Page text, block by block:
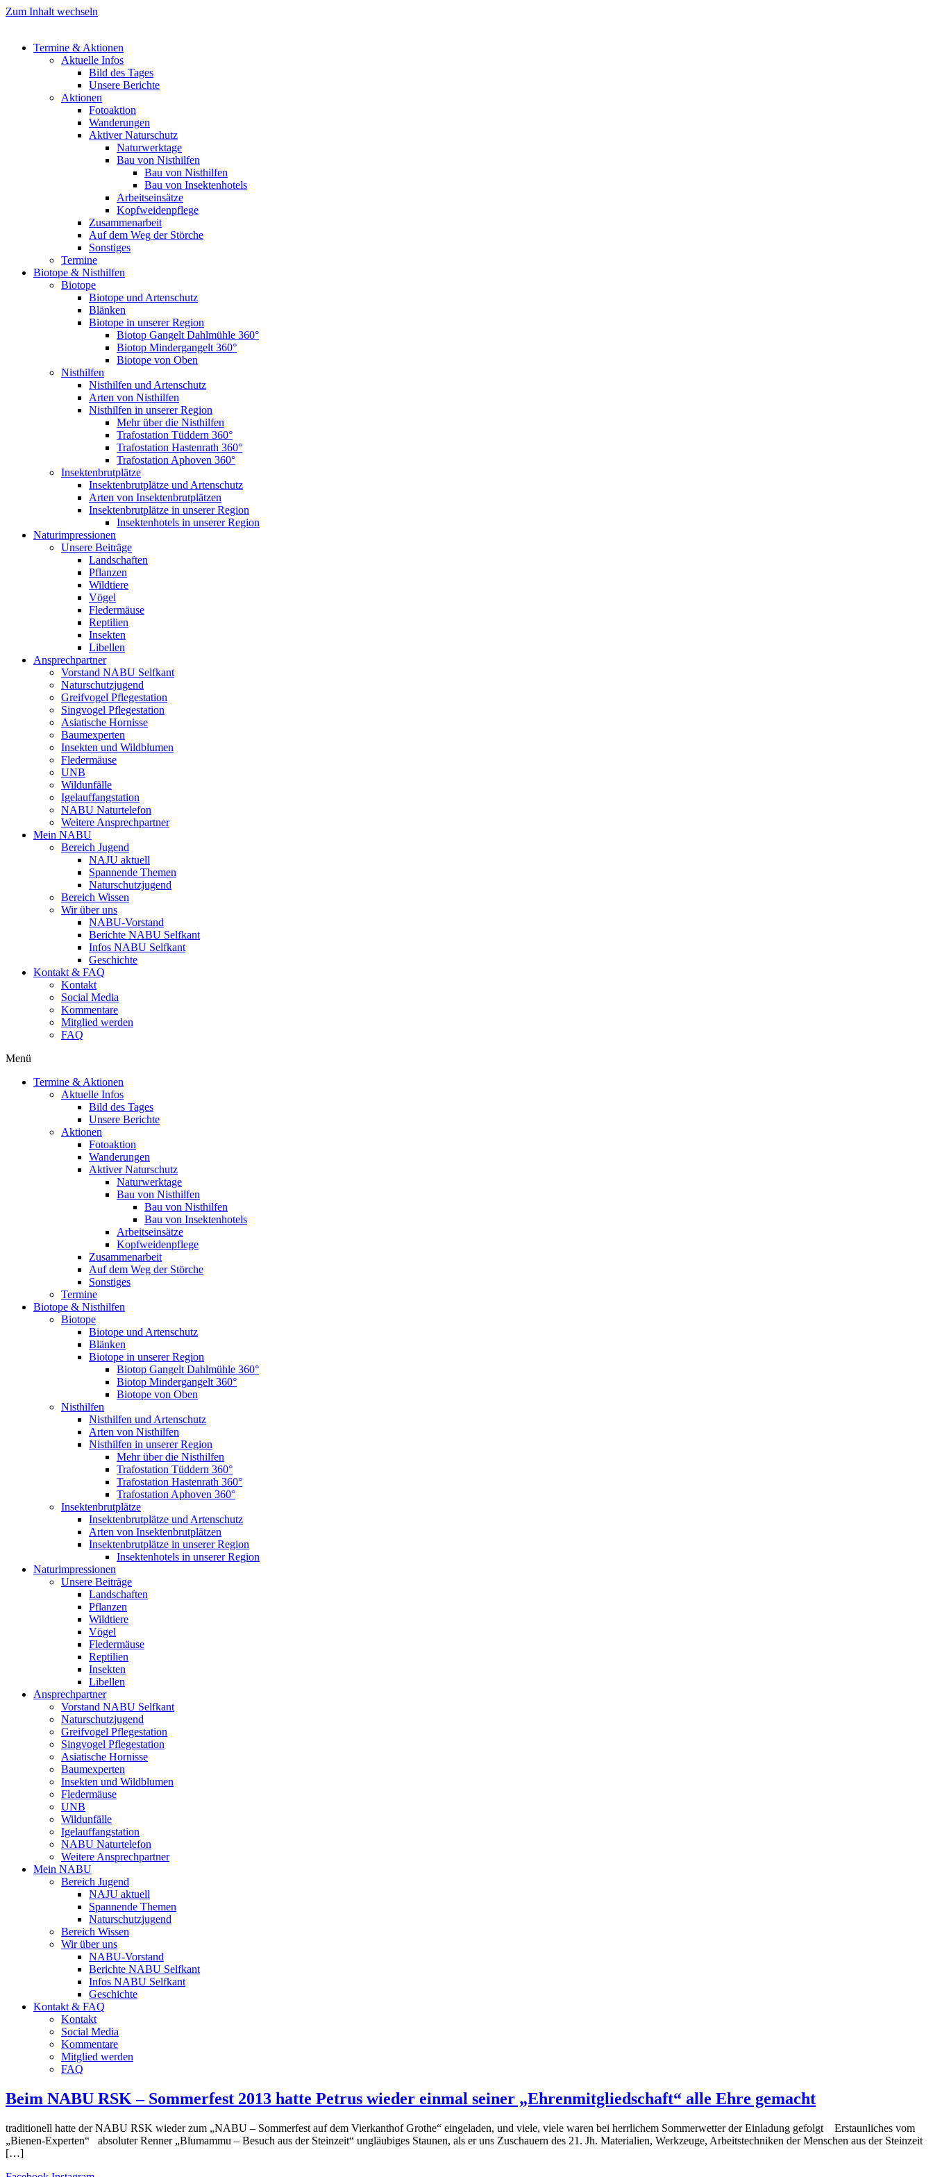
Zum Inhalt wechseln
Termine & Aktionen
Aktuelle Infos
Bild des Tages
Unsere Berichte
Aktionen
Fotoaktion
Wanderungen
Aktiver Naturschutz
Naturwerktage
Bau von Nisthilfen
Bau von Nisthilfen
Bau von Insektenhotels
Arbeitseinsätze
Kopfweidenpflege
Zusammenarbeit
Auf dem Weg der Störche
Sonstiges
Termine
Biotope & Nisthilfen
Biotope
Biotope und Artenschutz
Blänken
Biotope in unserer Region
Biotop Gangelt Dahlmühle 360°
Biotop Mindergangelt 360°
Biotope von Oben
Nisthilfen
Nisthilfen und Artenschutz
Arten von Nisthilfen
Nisthilfen in unserer Region
Mehr über die Nisthilfen
Trafostation Tüddern 360°
Trafostation Hastenrath 360°
Trafostation Aphoven 360°
Insektenbrutplätze
Insektenbrutplätze und Artenschutz
Arten von Insektenbrutplätzen
Insektenbrutplätze in unserer Region
Insektenhotels in unserer Region
Naturimpressionen
Unsere Beiträge
Landschaften
Pflanzen
Wildtiere
Vögel
Fledermäuse
Reptilien
Insekten
Libellen
Ansprechpartner
Vorstand NABU Selfkant
Naturschutzjugend
Greifvogel Pflegestation
Singvogel Pflegestation
Asiatische Hornisse
Baumexperten
Insekten und Wildblumen
Fledermäuse
UNB
Wildunfälle
Igelauffangstation
NABU Naturtelefon
Weitere Ansprechpartner
Mein NABU
Bereich Jugend
NAJU aktuell
Spannende Themen
Naturschutzjugend
Bereich Wissen
Wir über uns
NABU-Vorstand
Berichte NABU Selfkant
Infos NABU Selfkant
Geschichte
Kontakt & FAQ
Kontakt
Social Media
Kommentare
Mitglied werden
FAQ
Menü
Termine & Aktionen
Aktuelle Infos
Bild des Tages
Unsere Berichte
Aktionen
Fotoaktion
Wanderungen
Aktiver Naturschutz
Naturwerktage
Bau von Nisthilfen
Bau von Nisthilfen
Bau von Insektenhotels
Arbeitseinsätze
Kopfweidenpflege
Zusammenarbeit
Auf dem Weg der Störche
Sonstiges
Termine
Biotope & Nisthilfen
Biotope
Biotope und Artenschutz
Blänken
Biotope in unserer Region
Biotop Gangelt Dahlmühle 360°
Biotop Mindergangelt 360°
Biotope von Oben
Nisthilfen
Nisthilfen und Artenschutz
Arten von Nisthilfen
Nisthilfen in unserer Region
Mehr über die Nisthilfen
Trafostation Tüddern 360°
Trafostation Hastenrath 360°
Trafostation Aphoven 360°
Insektenbrutplätze
Insektenbrutplätze und Artenschutz
Arten von Insektenbrutplätzen
Insektenbrutplätze in unserer Region
Insektenhotels in unserer Region
Naturimpressionen
Unsere Beiträge
Landschaften
Pflanzen
Wildtiere
Vögel
Fledermäuse
Reptilien
Insekten
Libellen
Ansprechpartner
Vorstand NABU Selfkant
Naturschutzjugend
Greifvogel Pflegestation
Singvogel Pflegestation
Asiatische Hornisse
Baumexperten
Insekten und Wildblumen
Fledermäuse
UNB
Wildunfälle
Igelauffangstation
NABU Naturtelefon
Weitere Ansprechpartner
Mein NABU
Bereich Jugend
NAJU aktuell
Spannende Themen
Naturschutzjugend
Bereich Wissen
Wir über uns
NABU-Vorstand
Berichte NABU Selfkant
Infos NABU Selfkant
Geschichte
Kontakt & FAQ
Kontakt
Social Media
Kommentare
Mitglied werden
FAQ
Beim NABU RSK – Sommerfest 2013 hatte Petrus wieder einmal seiner „Ehrenmitgliedschaft“ alle Ehre gemacht
traditionell hatte der NABU RSK wieder zum „NABU – Sommerfest auf dem Vierkanthof Grothe“ eingeladen, und viele, viele waren bei herrlichem Sommerwetter der Einladung gefolgt Erstaunliches vom
„Bienen-Experten“ absoluter Renner „Blumammu – Besuch aus der Steinzeit“ ungläubiges Staunen, als er uns Zuschauern des 21. Jh. Materialien, Werkzeuge, Arbeitstechniken der Menschen aus der Steinzeit
[…]